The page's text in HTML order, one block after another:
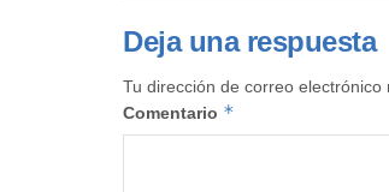
Deja una respuesta
Tu dirección de correo electrónico
Comentario *